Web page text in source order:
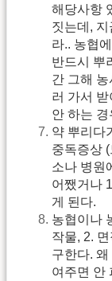
해당사항
짓는데,
라.. 농협
반드시 뿌
간 그해
러 가서
안 하는
약 뿌리다
중독증상
소나 병원
어쨌거나
게 된다.
농협이나
작물, 2.
구한다.
여주면 안